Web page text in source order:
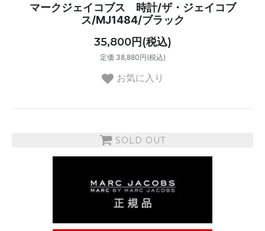
マークジェイコブス 時計/ザ・ジェイコブ
ス/MJ1484/ブラック
35,800円(税込)
定価 38,880円(税込)
お気に入り
SOLD OUT